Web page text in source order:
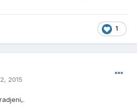
1
2015